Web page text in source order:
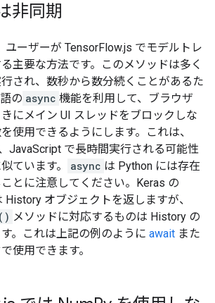
非同期
ユーザーが TensorFlow.js でモデルトレ
主要な方法です。このメソッドは多く
され、数秒から数分続くことがあるた
の async 機能を利用して、ブラウザ
にメイン UI スレッドをブロックしな
使用できるようにします。これは、
JavaScript で長時間実行される可能性
ています。
async は Python には存在
とに注意してください。Keras の
History オブジェクトを返しますが、
メソッドに対応するものは History の
。これは上記の例のように await また
使用できます。